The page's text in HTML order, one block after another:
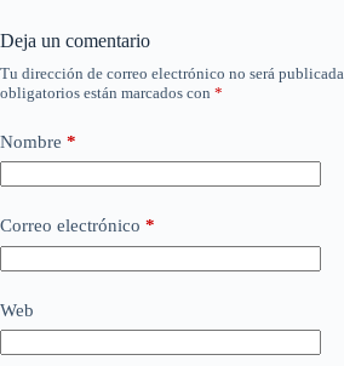
Deja un comentario
Tu dirección de correo electrónico no será publicada.
obligatorios están marcados con *
Nombre *
Correo electrónico *
Web